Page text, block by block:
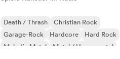
Death / Thrash
Christian Rock
Garage-Rock
Hardcore
Hard Rock
Melodic Metal
Metal / Heavy metal